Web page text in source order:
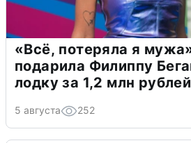
«Всё, потеряла я
подарила Филиппу
лодку за 1,2 млн рублей
5 августа 252